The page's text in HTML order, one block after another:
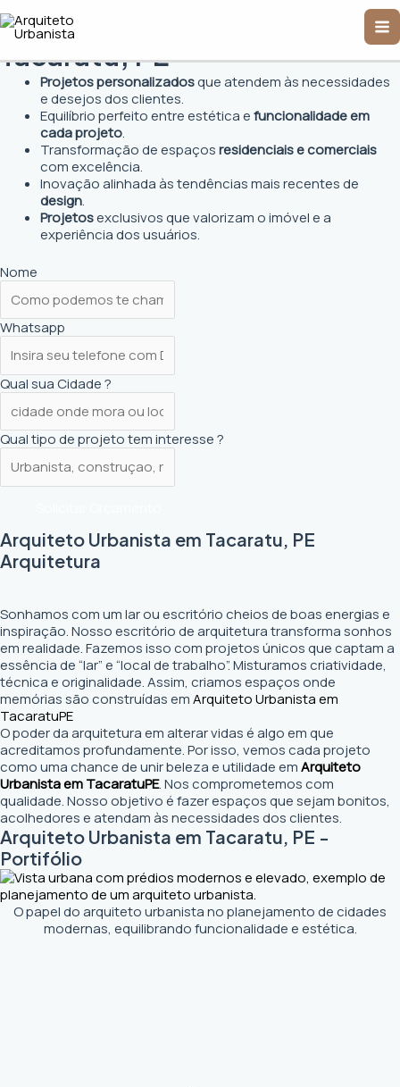
para
conteúdo
Arquiteto Urbanista em
Tacaratu, PE
Projetos personalizadosque atendem às necessidades
e desejos dos clientes.
Equilíbrio perfeito entre estética efuncionalidade em
cada projeto.
Transformação de espaçosresidenciais e comerciais
com excelência.
Inovação alinhada às tendências mais recentes de
design.
Projetosexclusivos que valorizam o imóvel e a
experiência dos usuários.
Nome
Whatsapp
Qual sua Cidade ?
Qual tipo de projeto tem interesse ?
Arquiteto Urbanista em Tacaratu, PE
Arquitetura
Sonhamos com um lar ou escritório cheios de boas energias e
inspiração. Nosso escritório de arquitetura transforma sonhos
em realidade. Fazemos isso com projetos únicos que captam a
essência de “lar” e “local de trabalho”. Misturamos criatividade,
técnica e originalidade. Assim, criamos espaços onde
memórias são construídas emArquiteto Urbanista em
TacaratuPE
O poder da arquitetura em alterar vidas é algo em que
acreditamos profundamente. Por isso, vemos cada projeto
como uma chance de unir beleza e utilidade emArquiteto
Urbanista em TacaratuPE. Nos comprometemos com
qualidade. Nosso objetivo é fazer espaços que sejam bonitos,
acolhedores e atendam às necessidades dos clientes.
Arquiteto Urbanista em Tacaratu, PE -
Portifólio
O papel do arquiteto urbanista no planejamento de cidades
modernas, equilibrando funcionalidade e estética.